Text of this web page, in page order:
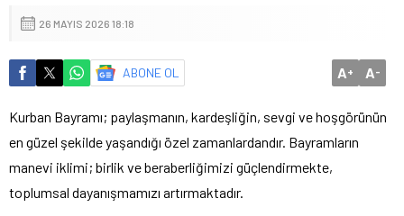
26 MAYIS 2026 18:18
ABONE OL A+ A-
Kurban Bayramı; paylaşmanın, kardeşliğin, sevgi ve hoşgörünün
en güzel şekilde yaşandığı özel zamanlardandır. Bayramların
manevi iklimi; birlik ve beraberliğimizi güçlendirmekte,
toplumsal dayanışmamızı artırmaktadır.